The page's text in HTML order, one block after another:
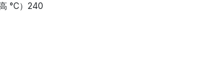
°C）240